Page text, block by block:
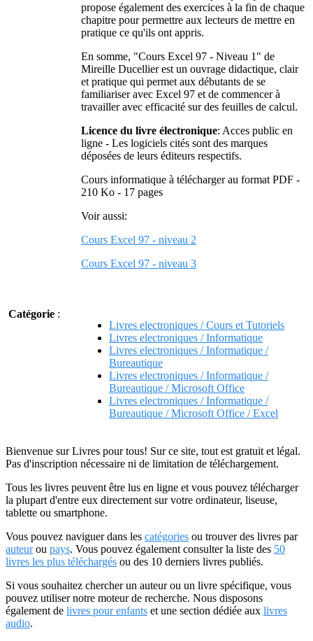
propose également des exercices à la fin de chaque
chapitre pour permettre aux lecteurs de mettre en
pratique ce qu'ils ont appris.
En somme, "Cours Excel 97 - Niveau 1" de
Mireille Ducellier est un ouvrage didactique, clair
et pratique qui permet aux débutants de se
familiariser avec Excel 97 et de commencer à
travailler avec efficacité sur des feuilles de calcul.
Licence du livre électronique: Acces public en
ligne - Les logiciels cités sont des marques
déposées de leurs éditeurs respectifs.
Cours informatique à télécharger au format PDF -
210 Ko - 17 pages
Voir aussi:
Cours Excel 97 - niveau 2
Cours Excel 97 - niveau 3
Catégorie :
Livres electroniques / Cours et Tutoriels
Livres electroniques / Informatique
Livres electroniques / Informatique /
Bureautique
Livres electroniques / Informatique /
Bureautique / Microsoft Office
Livres electroniques / Informatique /
Bureautique / Microsoft Office / Excel
Bienvenue sur Livres pour tous! Sur ce site, tout est gratuit et légal.
Pas d'inscription nécessaire ni de limitation de téléchargement.
Tous les livres peuvent être lus en ligne et vous pouvez télécharger
la plupart d'entre eux directement sur votre ordinateur, liseuse,
tablette ou smartphone.
Vous pouvez naviguer dans les catégories ou trouver des livres par
auteurou pays. Vous pouvez également consulter la liste des 50
livres les plus téléchargés ou des 10 derniers livres publiés.
Si vous souhaitez chercher un auteur ou un livre spécifique, vous
pouvez utiliser notre moteur de recherche. Nous disposons
également de livres pour enfants et une section dédiée aux livres
audio.